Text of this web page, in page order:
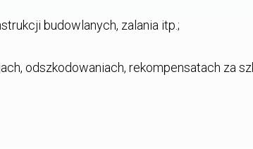
budowlanych, zalania itp.;
odszkodowaniach, rekompensatach za